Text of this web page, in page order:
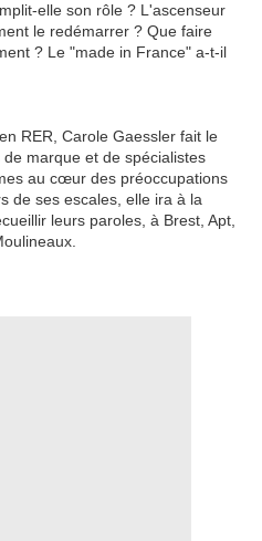
elle son rôle ? L'ascenseur
le redémarrer ? Que faire
? Le "made in France" a-t-il
RER, Carole Gaessler fait le
marque et de spécialistes
au cœur des préoccupations
de ses escales, elle ira à la
leurs paroles, à Brest, Apt,